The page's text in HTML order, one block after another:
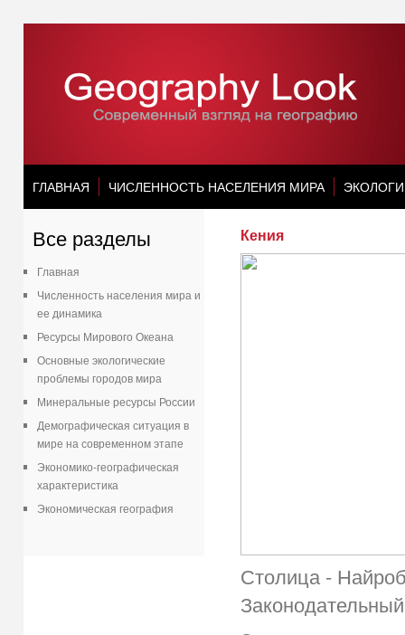
ГЛАВНАЯ ЧИСЛЕННОСТЬ НАСЕЛЕНИЯ МИРА
Все разделы
Главная
Численность населения мира и
ее динамика
Ресурсы Мирового Океана
Основные экологические
проблемы городов мира
Минеральные ресурсы России
Демографическая ситуация в
мире на современном этапе
Экономико-географическая
характеристика
Экономическая география
Кения
Столица -